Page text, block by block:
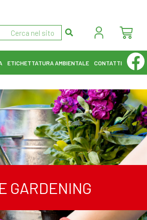
ETICHETTATURA AMBIENTALE CONTATTI
GARDENING